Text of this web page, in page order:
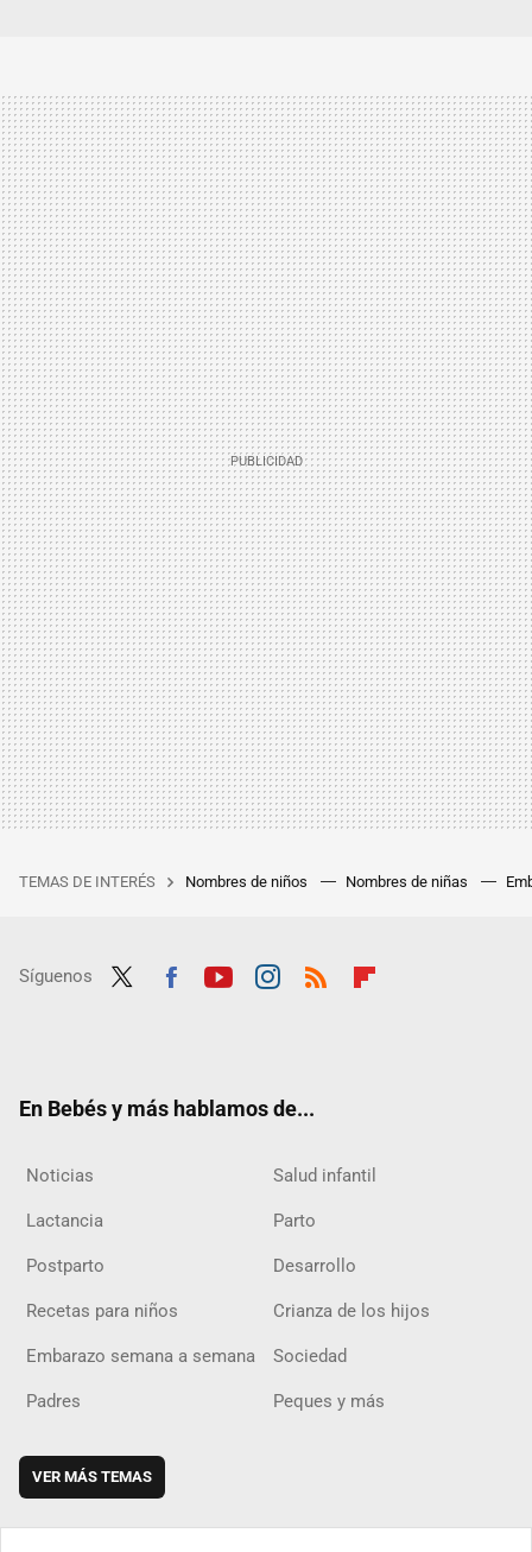
TEMAS DE INTERÉS Nombres de niños Nombres de niñas
Síguenos
En Bebés y más hablamos de...
Noticias Salud infantil
Lactancia Parto
Postparto Desarrollo
Recetas para niños Crianza de los hijos
Embarazo semana a semana Sociedad
Padres Peques y más
VER MÁS TEMAS